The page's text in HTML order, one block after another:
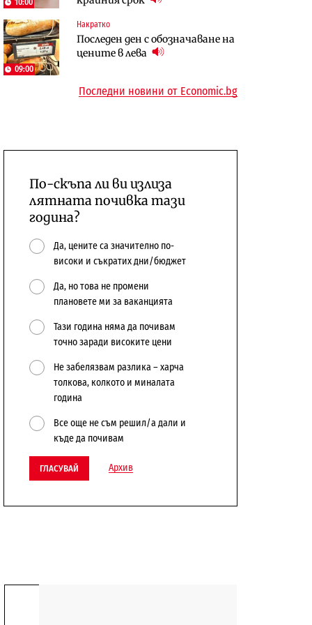
09:00
Накратко
Последен ден с обозначаване на
цените в лева
Digi&AI
Трафикът толкова е намалял,
Компании
„Ендуросат“ ще строи огромен
Последни новини от Economic.bg
По-скъпа ли ви излиза
лятната почивка тази
година?
Да, цените са значително по-
високи и съкратих дни/бюджет
Да, но това не промени
плановете ми за ваканцията
Тази година няма да почивам
точно заради високите цени
Не забелязвам разлика – харча
толкова, колкото и миналата
година
Все още не съм решил/а дали и
къде да почивам
ГЛАСУВАЙ Архив